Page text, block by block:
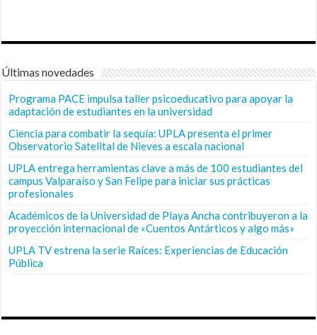
Últimas novedades
Programa PACE impulsa taller psicoeducativo para apoyar la
adaptación de estudiantes en la universidad
Ciencia para combatir la sequía: UPLA presenta el primer
Observatorio Satelital de Nieves a escala nacional
UPLA entrega herramientas clave a más de 100 estudiantes del
campus Valparaíso y San Felipe para iniciar sus prácticas
profesionales
Académicos de la Universidad de Playa Ancha contribuyeron a la
proyección internacional de «Cuentos Antárticos y algo más»
UPLA TV estrena la serie Raíces: Experiencias de Educación
Pública